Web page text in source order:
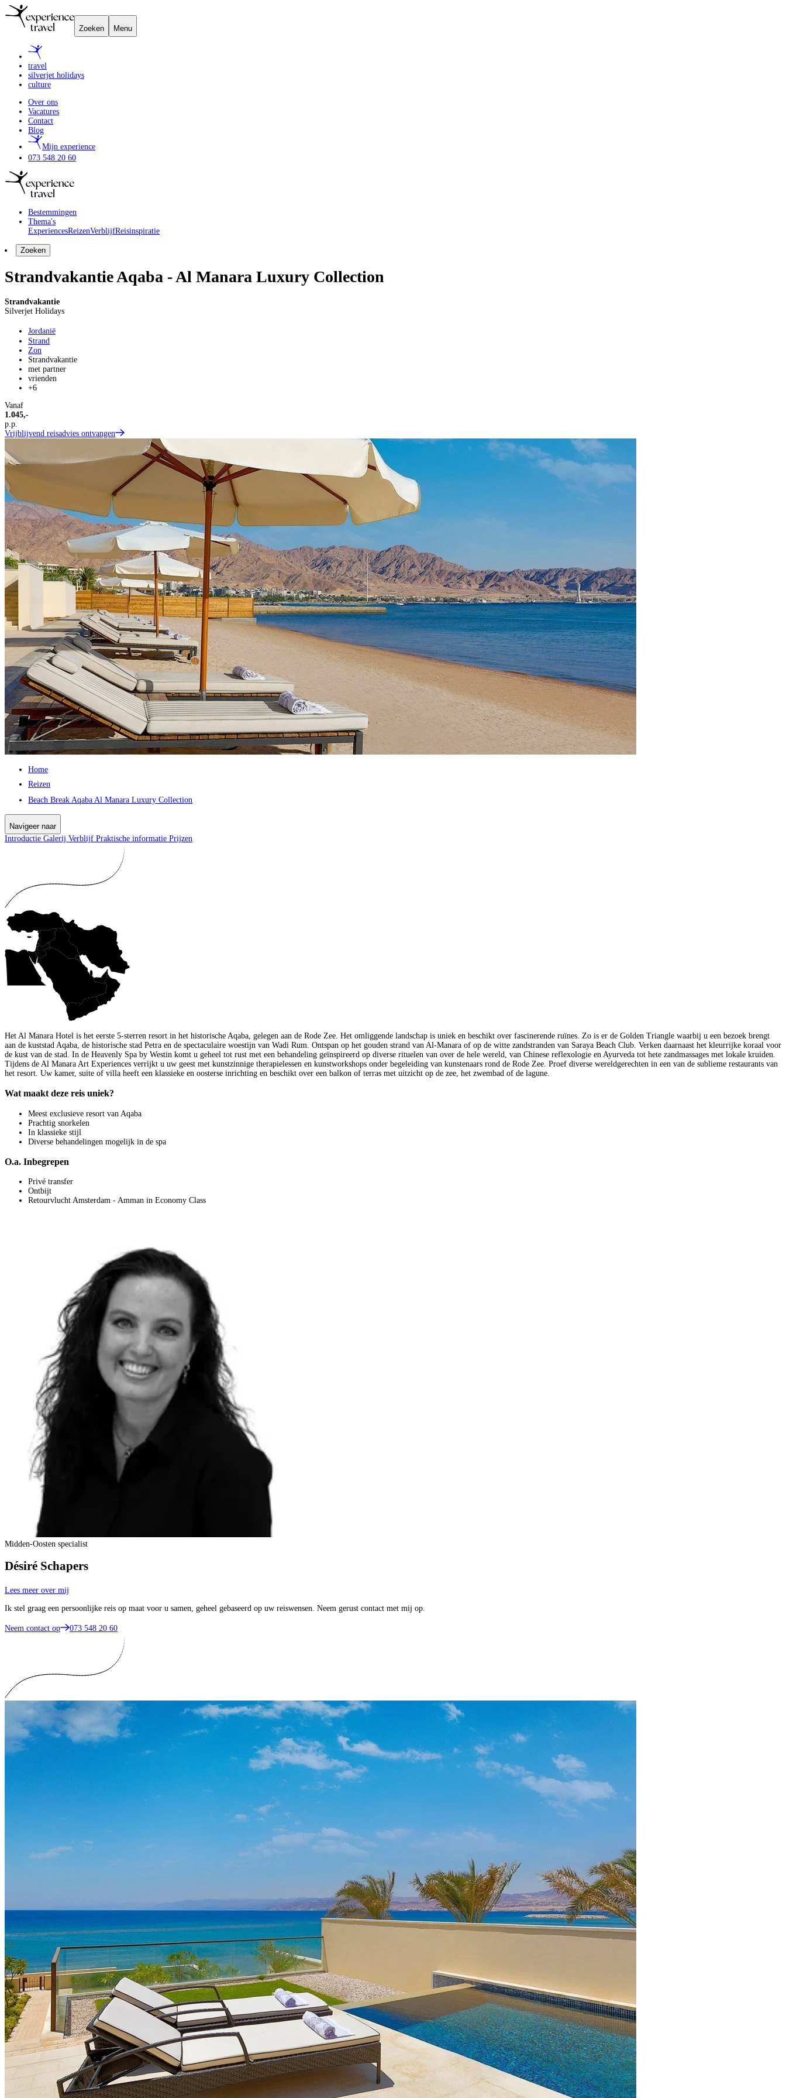
Zoeken Menu
travel
silverjet holidays
culture
Over ons
Vacatures
Contact
Blog
Mijn experience
073 548 20 60
Bestemmingen
Thema's
ExperiencesReizenVerblijfReisinspiratie
Zoeken
Strandvakantie Aqaba - Al Manara Luxury Collection
Strandvakantie
Silverjet Holidays
Jordanië
Strand
Zon
Strandvakantie
met partner
vrienden
+6
Vanaf
1.045,-
p.p.
Vrijblijvend reisadvies ontvangen
Home
Reizen
Beach Break Aqaba Al Manara Luxury Collection
Navigeer naar
Introductie Galerij Verblijf Praktische informatie Prijzen
Het Al Manara Hotel is het eerste 5-sterren resort in het historische Aqaba, gelegen aan de Rode Zee. Het omliggende landschap is uniek en beschikt over fascinerende ruïnes. Zo is er de Golden Triangle waarbij u een bezoek brengt
aan de kuststad Aqaba, de historische stad Petra en de spectaculaire woestijn van Wadi Rum. Ontspan op het gouden strand van Al-Manara of op de witte zandstranden van Saraya Beach Club. Verken daarnaast het kleurrijke koraal voor
de kust van de stad. In de Heavenly Spa by Westin komt u geheel tot rust met een behandeling geïnspireerd op diverse rituelen van over de hele wereld, van Chinese reflexologie en Ayurveda tot hete zandmassages met lokale kruiden.
Tijdens de Al Manara Art Experiences verrijkt u uw geest met kunstzinnige therapielessen en kunstworkshops onder begeleiding van kunstenaars rond de Rode Zee. Proef diverse wereldgerechten in een van de sublieme restaurants van
het resort. Uw kamer, suite of villa heeft een klassieke en oosterse inrichting en beschikt over een balkon of terras met uitzicht op de zee, het zwembad of de lagune.
Wat maakt deze reis uniek?
Meest exclusieve resort van Aqaba
Prachtig snorkelen
In klassieke stijl
Diverse behandelingen mogelijk in de spa
O.a. Inbegrepen
Privé transfer
Ontbijt
Retourvlucht Amsterdam - Amman in Economy Class
Midden-Oosten specialist
Désiré Schapers
Lees meer over mij
Ik stel graag een persoonlijke reis op maat voor u samen, geheel gebaseerd op uw reiswensen. Neem gerust contact met mij op.
Neem contact op 073 548 20 60